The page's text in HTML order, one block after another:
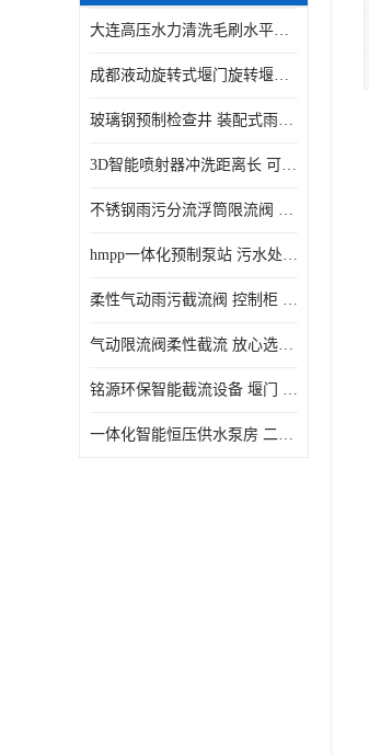
智能一体化供水泵房
智能一体化净水设备
大连高压水力清洗毛刷水平自清洁滚刷 水力自动冲洗系统 水力清洗
成都液动旋转式堰门旋转堰门 自动控制 SUS304
玻璃钢预制检查井 装配式雨水污水井 初期弃流井 源头厂家
3D智能喷射器冲洗距离长 可270度旋转 高强度水压远距离喷洗
不锈钢雨污分流浮筒限流阀 DN150-DN1000 品质可信
hmpp一体化预制泵站 污水处理系统 乡镇学校市政排水 厂家供应
柔性气动雨污截流阀 控制柜 远程控制安全性高检修方便
气动限流阀柔性截流 放心选购 控源截污铭源环保
铭源环保智能截流设备 堰门 铸铁调节闸门作用 源头商家 可定制
一体化智能恒压供水泵房 二次加压供水设备户外智慧泵房